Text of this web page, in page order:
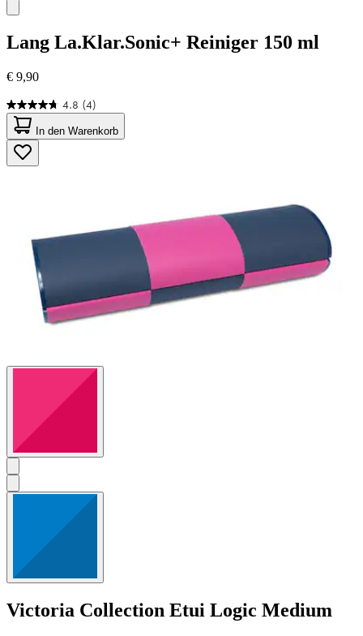
Lang La.Klar.Sonic+ Reiniger 150 ml
€ 9,90
4.8 (4)
4.8
von
5
Sternen.
4
In den Warenkorb
Victoria Collection Etui Logic Medium